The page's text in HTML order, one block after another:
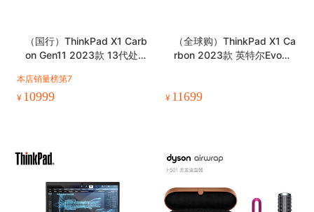
（国行）ThinkPad X1 Carb
on Gen11 2023款 13代处理
本店销量榜第7
¥ 10999
（全球购）ThinkPad X1 Ca
rbon 2023款 英特尔Evo平
¥ 11699